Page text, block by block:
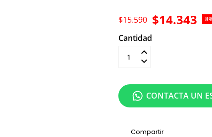
$14.343
$15.590
Cantidad
Compartir
CONTACTA UN